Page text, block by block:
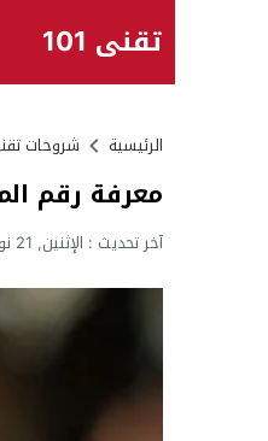
تقني 101
الرئيسية شروحات
معرفة رقم
آخر تحديث : الإثنين, 21 نوفمبر, 2022 - 7:41 مساءً